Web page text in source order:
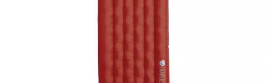
åndedrættet, hvilket gør opsætningsprocessen endnu
under dine udendørs udflugter. Vælg dette
liggeunderlag og nyd afslappende nætter, uanset hvor
du er! Oplev den perfekte kombination af lethed,
ydeevne og nem opbevaring til uforglemmelige